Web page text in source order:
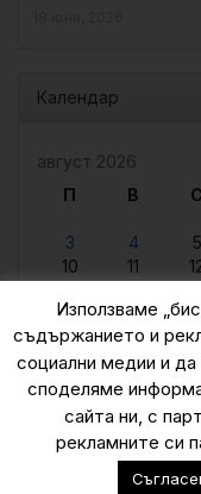
Календар
август 2026
П
В С
3
4 5
10
11
24
25
31
« юни
Използваме
съдържанието и
социални медии и
споделяме
сайта ни, с
рекламните си